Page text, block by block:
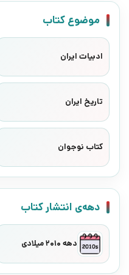
موضوع کتاب
ادبیات ایران
تاریخ ایران
کتاب نوجوان
دهه‌ی انتشار کتاب
دهه 2010 میلادی